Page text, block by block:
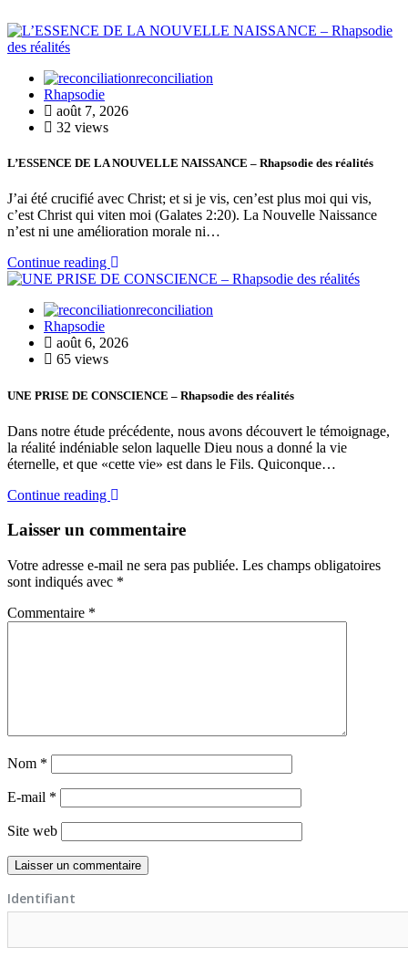
reconciliation
Rhapsodie
août 7, 2026
32 views
L’ESSENCE DE LA NOUVELLE NAISSANCE – Rhapsodie des réalités
J’ai été crucifié avec Christ; et si je vis, cen’est plus moi qui vis,
c’est Christ qui viten moi (Galates 2:20). La Nouvelle Naissance
n’est ni une amélioration morale ni…
Continue reading
reconciliation
Rhapsodie
août 6, 2026
65 views
UNE PRISE DE CONSCIENCE – Rhapsodie des réalités
Dans notre étude précédente, nous avons découvert le témoignage,
la réalité indéniable selon laquelle Dieu nous a donné la vie
éternelle, et que «cette vie» est dans le Fils. Quiconque…
Continue reading
Laisser un commentaire
Votre adresse e-mail ne sera pas publiée. Les champs obligatoires
sont indiqués avec *
Commentaire *
Nom *
E-mail *
Site web
Identifiant